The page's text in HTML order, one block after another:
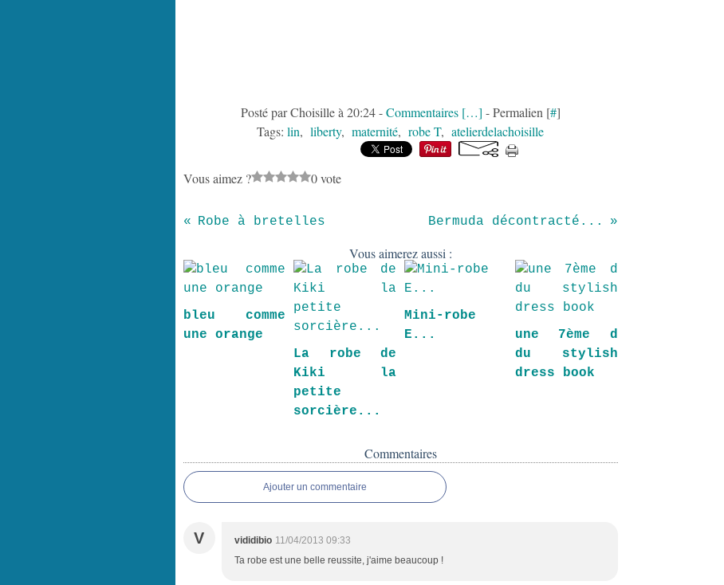
Posté par Choisille à 20:24 -Commentaires […] - Permalien [#]
Tags: lin, liberty, maternité, robe T, atelierdelachoisille
Vous aimez ? 0 vote
Robe à bretelles Bermuda décontracté...
Vous aimerez aussi :
bleu comme
une orange
La robe de
Kiki la
petite
sorcière...
Mini-robe
E...
une 7ème d
du stylish
dress book
Commentaires
Ajouter un commentaire
V vididibio 11/04/2013 09:33
Ta robe est une belle reussite, j'aime beaucoup !